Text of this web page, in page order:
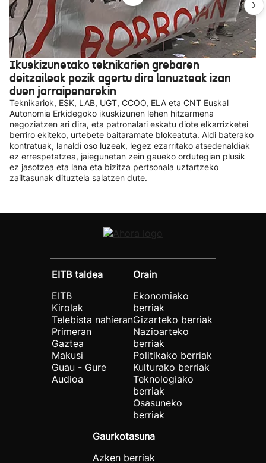
Ikuskizunetako teknikarien grebaren
deitzaileak pozik agertu dira lanuzteak izan
duen jarraipenarekin
Teknikariok, ESK, LAB, UGT, CCOO, ELA eta CNT Euskal
Autonomia Erkidegoko ikuskizunen lehen hitzarmena
negoziatzen ari dira, eta patronalari eskatu diote elkarrizketei
berriro ekiteko, urtebete baitaramate blokeatuta. Aldi baterako
kontratuak, lanaldi oso luzeak, legez ezarritako atsedenaldiak
ez errespetatzea, jaiegunetan zein gaueko ordutegian plusik
ez jasotzea eta lana eta bizitza pertsonala uztartzeko
zailtasunak dituztela salatzen dute.
EITB taldea
EITB
Kirolak
Telebista nahieran
Primeran
Gaztea
Makusi
Guau - Gure
Audioa
Orain
Ekonomiako
berriak
Gizarteko berriak
Nazioarteko
berriak
Politikako berriak
Kulturako berriak
Teknologiako
berriak
Osasuneko
berriak
Gaurkotasuna
Azken berriak